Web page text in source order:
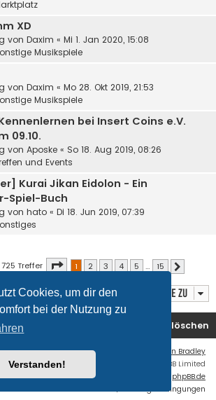
Cookies, um dir den
bei der Nutzung zu
Verstanden!
XD
von Daxim « Mi 1. Jan 2020, 15:08
Musikspiele
von Daxim « Mo 28. Okt 2019, 21:53
Musikspiele
bei Insert Coins e.V.
09.10.
von Aposke « So 18. Aug 2019, 08:26
und Events
Kurai Jikan Eidolon - Ein
Spiel-Buch
von hato « Di 18. Jun 2019, 07:39
Treffer Seite von15
1 2 3 4 5 … 15
Gehe zu
Alle Cookies löschen
Ian Bradley
Powered byphpBB
® Forum Software © phpBB Limited
Deutsche Übersetzung durch phpBB.de
Datenschutz|Nutzungsbedingungen